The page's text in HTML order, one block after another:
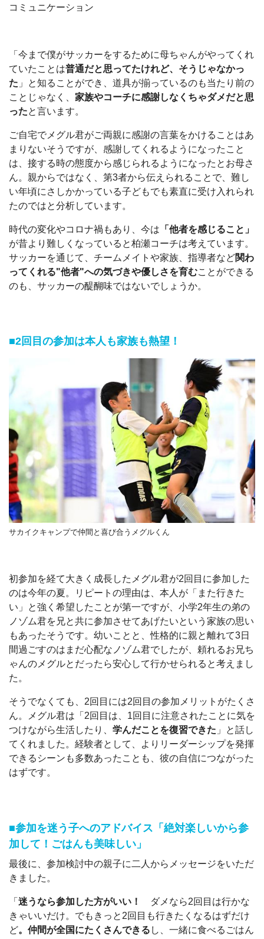
コミュニケーション
「今まで僕がサッカーをするために母ちゃんがやってくれ
ていたことは普通だと思ってたけれど、そうじゃなかっ
た 」と知ることができ、道具が揃っているのも当たり前の
ことじゃなく、 家族やコーチに感謝しなくちゃダメだと思
ったと言います。
ご自宅でメグル君がご両親に感謝の言葉をかけることはあ
まりないそうですが、感謝してくれるようになったこと
は、接する時の態度から感じられるようになったとお母さ
ん。親からではなく、第3者から伝えられることで、難し
い年頃にさしかかっている子どもでも素直に受け入れられ
たのではと分析しています。
時代の変化やコロナ禍もあり、今は 「他者を感じること」
が昔より難しくなっていると柏瀬コーチは考えています。
サッカーを通じて、チームメイトや家族、指導者など関わ
ってくれる"他者"への気づきや優しさを育むことができる
のも、サッカーの醍醐味ではないでしょうか。
■2回目の参加は本人も家族も熱望！
サカイクキャンプで仲間と喜び合うメグルくん
初参加を経て大きく成長したメグル君が2回目に参加した
のは今年の夏。リピートの理由は、本人が「また行きた
い」と強く希望したことが第一ですが、小学2年生の弟の
ノゾム君を兄と共に参加させてあげたいという家族の思い
もあったそうです。幼いことと、性格的に親と離れて3日
間過ごすのはまだ心配なノゾム君でしたが、頼れるお兄ち
ゃんのメグルとだったら安心して行かせられると考えまし
た。
そうでなくても、2回目には2回目の参加メリットがたくさ
ん。メグル君は「2回目は、1回目に注意されたことに気を
つけながら生活したり、 学んだことを復習できた 」と話し
てくれました。経験者として、よりリーダーシップを発揮
できるシーンも多数あったことも、彼の自信につながった
はずです。
■参加を迷う子へのアドバイス「絶対楽しいから参
加して！ごはんも美味しい」
最後に、参加検討中の親子に二人からメッセージをいただ
きました。
「 迷うなら参加した方がいい！
ダメなら2回目は行かな
きゃいいだけ。でもきっと2回目も行きたくなるはずだけ
ど。仲間が全国にたくさんできる し、一緒に食べるごはん